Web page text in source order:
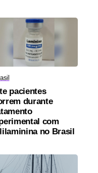
pacientes
durante
com
no Brasil